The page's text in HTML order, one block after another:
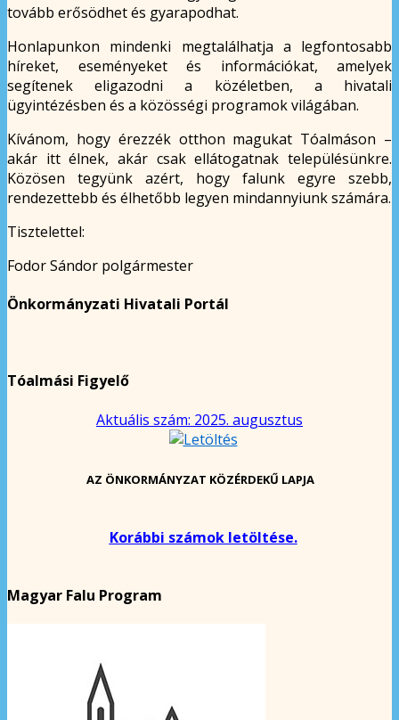
tovább erősödhet és gyarapodhat.
Honlapunkon mindenki megtalálhatja a legfontosabb
híreket, eseményeket és információkat, amelyek
segítenek eligazodni a közéletben, a hivatali
ügyintézésben és a közösségi programok világában.
Kívánom, hogy érezzék otthon magukat Tóalmáson –
akár itt élnek, akár csak ellátogatnak településünkre.
Közösen tegyünk azért, hogy falunk egyre szebb,
rendezettebb és élhetőbb legyen mindannyiunk számára.
Tisztelettel:
Fodor Sándor polgármester
Önkormányzati Hivatali Portál
Tóalmási Figyelő
Aktuális szám: 2025. augusztus
AZ ÖNKORMÁNYZAT KÖZÉRDEKŰ LAPJA
Korábbi számok letöltése.
Magyar Falu Program